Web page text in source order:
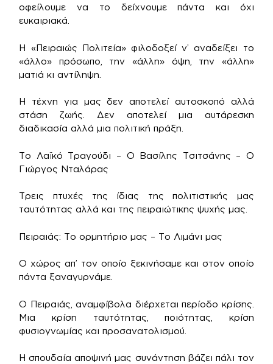
οφείλουμε να το δείχνουμε πάντα και όχι
ευκαιριακά.
Η «Πειραιώς Πολιτεία» φιλοδοξεί ν’ αναδείξει το
«άλλο» πρόσωπο, την «άλλη» όψη, την «άλλη»
ματιά κι αντίληψη.
Η τέχνη για μας δεν αποτελεί αυτοσκοπό αλλά
στάση ζωής. Δεν αποτελεί μια αυτάρεσκη
διαδικασία αλλά μια πολιτική πράξη.
Το Λαϊκό Τραγούδι – Ο Βασίλης Τσιτσάνης – Ο
Γιώργος Νταλάρας
Τρεις πτυχές της ίδιας της πολιτιστικής μας
ταυτότητας αλλά και της πειραιώτικης ψυχής μας.
Πειραιάς: Το ορμητήριο μας – Το Λιμάνι μας
Ο χώρος απ’ τον οποίο ξεκινήσαμε και στον οποίο
πάντα ξαναγυρνάμε.
Ο Πειραιάς, αναμφίβολα διέρχεται περίοδο κρίσης.
Μια κρίση ταυτότητας, ποιότητας, κρίση
φυσιογνωμίας και προσανατολισμού.
Η σπουδαία αποψινή μας συνάντηση βάζει πάλι τον